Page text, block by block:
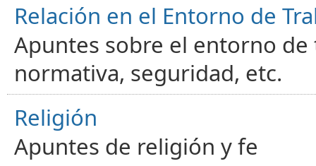
Relación en el Entorno de
Apuntes sobre el entorno
normativa, seguridad, etc.
Religión
Apuntes de religión y fe